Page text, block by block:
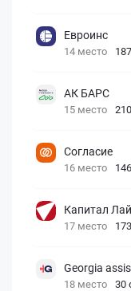
Евроинс
14 место
АК БАРС
15 место
Согласие
16 место
Капитал
17 место
Georgia
18 место 30